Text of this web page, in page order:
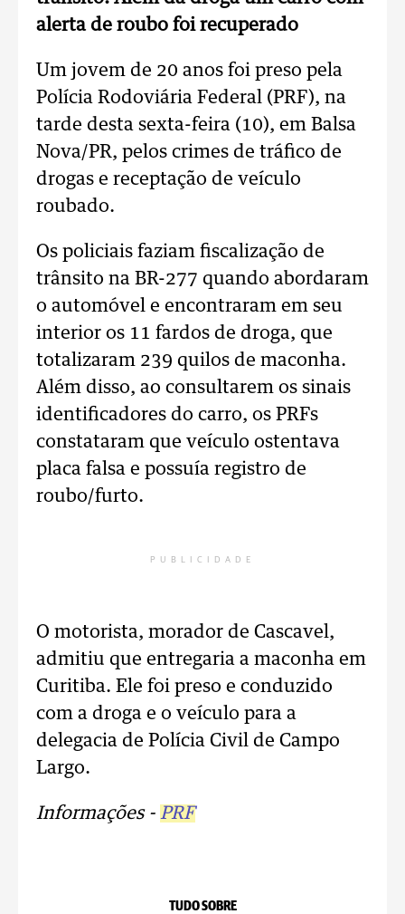
alerta de roubo foi recuperado
Um jovem de 20 anos foi preso pela
Polícia Rodoviária Federal (PRF), na
tarde desta sexta-feira (10), em Balsa
Nova/PR, pelos crimes de tráfico de
drogas e receptação de veículo
roubado.
Os policiais faziam fiscalização de
trânsito na BR-277 quando abordaram
o automóvel e encontraram em seu
interior os 11 fardos de droga, que
totalizaram 239 quilos de maconha.
Além disso, ao consultarem os sinais
identificadores do carro, os PRFs
constataram que veículo ostentava
placa falsa e possuía registro de
roubo/furto.
PUBLICIDADE
O motorista, morador de Cascavel,
admitiu que entregaria a maconha em
Curitiba. Ele foi preso e conduzido
com a droga e o veículo para a
delegacia de Polícia Civil de Campo
Largo.
Informações - PRF
TUDO SOBRE